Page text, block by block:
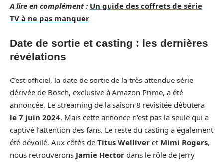
A lire en complément : Un guide des coffrets de série
TV à ne pas manquer
Date de sortie et casting : les dernières
révélations
C’est officiel, la date de sortie de la très attendue série
dérivée de Bosch, exclusive à Amazon Prime, a été
annoncée. Le streaming de la saison 8 revisitée débutera
le 7 juin 2024. Mais cette annonce n’est pas la seule qui a
captivé l’attention des fans. Le reste du casting a également
été dévoilé. Aux côtés de Titus Welliver et Mimi Rogers,
nous retrouverons Jamie Hector dans le rôle de Jerry